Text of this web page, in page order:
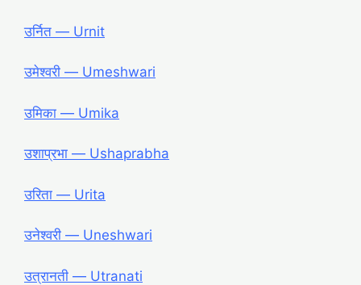
उर्नित ― Urnit
उमेश्वरी ― Umeshwari
उमिका ― Umika
उशाप्रभा ― Ushaprabha
उरिता ― Urita
उनेश्वरी ― Uneshwari
उत्रानती ― Utranati